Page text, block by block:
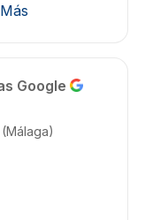
Más
Google